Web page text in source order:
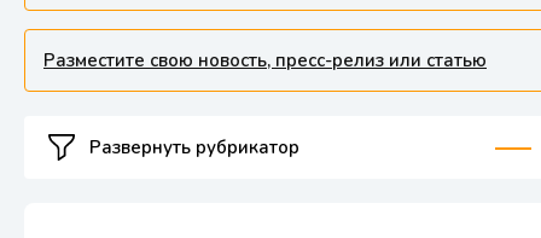
Разместите свою новость, пресс-релиз или статью
Развернуть рубрикатор